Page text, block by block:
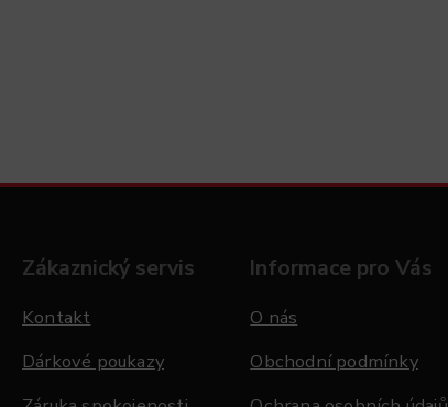
Zákaznický servis
Kontakt
Dárkové poukazy
Informace pro Vás
O nás
Obchodní podmínky